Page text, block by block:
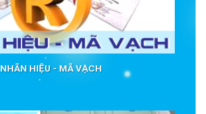
NHÃN HIỆU - MÃ VẠCH